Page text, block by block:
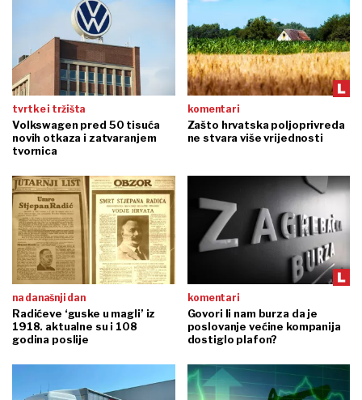
tvrtke i tržišta
Volkswagen pred 50 tisuća
novih otkaza i zatvaranjem
tvornica
komentari
Zašto hrvatska poljoprivreda
ne stvara više vrijednosti
na današnji dan
Radićeve ‘guske u magli’ iz
1918. aktualne su i 108
godina poslije
komentari
Govori li nam burza da je
poslovanje većine kompanija
dostiglo plafon?